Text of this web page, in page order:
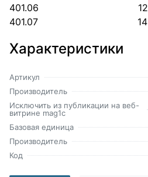
401.06 12
401.07 14
Характеристики
Артикул
Производитель
Исключить из публикации на веб-
витрине mag1c
Базовая единица
Производитель
Код